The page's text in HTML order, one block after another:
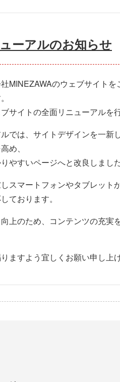
ーアルのお知らせ
MINEZAWAのウェブサイトを
サイトの全面リニューアルを
では、サイトデザインを一新
め、
やすいページへと改良しました
スマートフォンやタブレット
ております。
上のため、コンテンツの充実
ますよう宜しくお願い申し上げ